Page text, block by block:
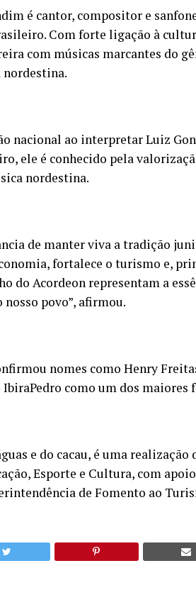
é cantor, compositor e
Com forte ligação à
com músicas marcantes do
nordestina.
nacional ao interpretar Luiz
ele é conhecido pela
nordestina.
de manter viva a tradição
fortalece o turismo e,
do Acordeon representam a
povo”, afirmou.
nomes como Henry
como um dos maiores
e do cacau, é uma
Esporte e Cultura, com
de Fomento ao